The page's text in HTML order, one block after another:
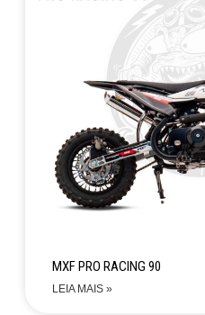
MXF PRO RACING 90
LEIA MAIS »